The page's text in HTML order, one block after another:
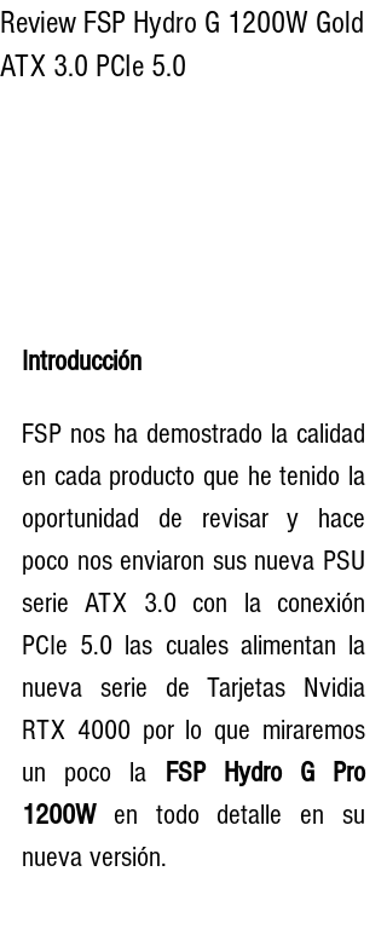
Review FSP Hydro G 1200W Gold
ATX 3.0 PCIe 5.0
Introducción
FSP nos ha demostrado la calidad
en cada producto que he tenido la
oportunidad de revisar y hace
poco nos enviaron sus nueva PSU
serie ATX 3.0 con la conexión
PCIe 5.0 las cuales alimentan la
nueva serie de Tarjetas Nvidia
RTX 4000 por lo que miraremos
un poco la FSP Hydro G Pro
1200W en todo detalle en su
nueva versión.